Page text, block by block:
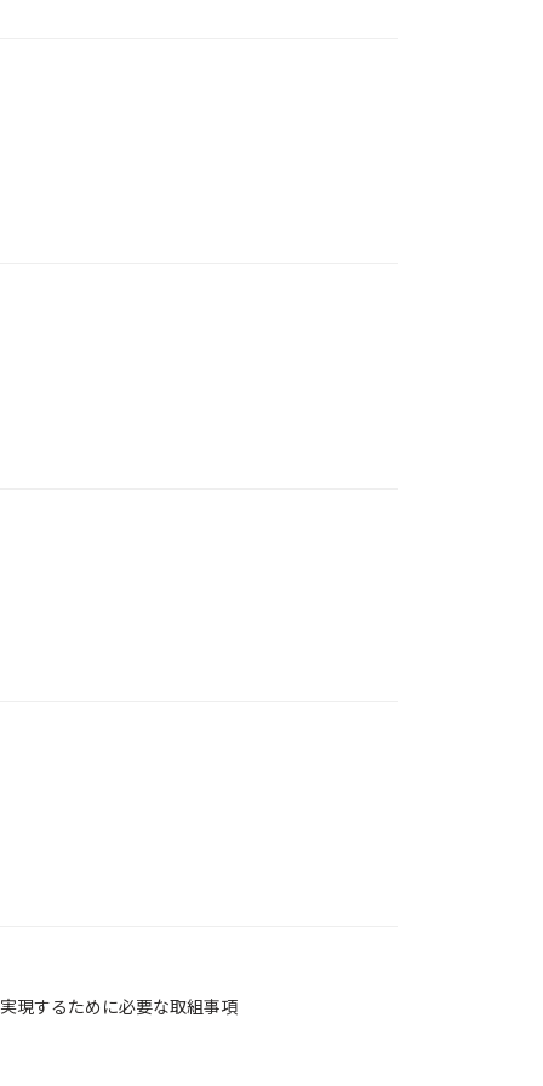
するために必要な取組事項